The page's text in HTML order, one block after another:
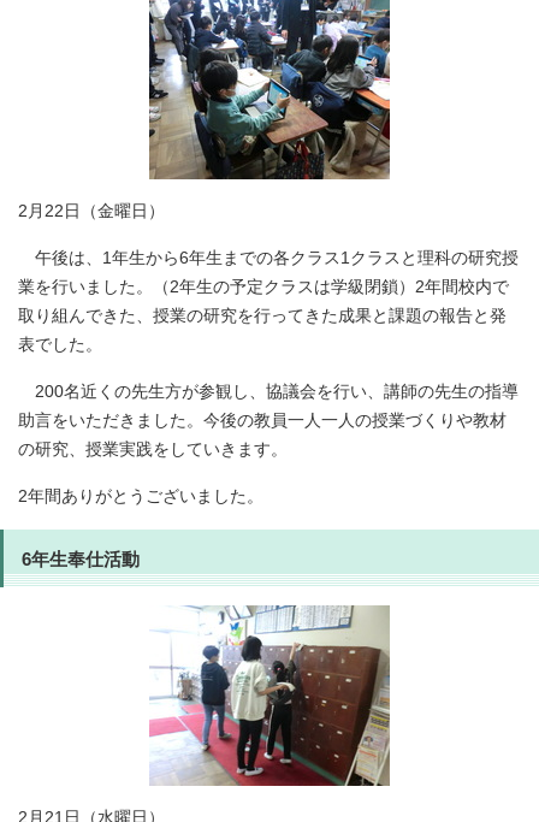
2月22日（金曜日）
午後は、1年生から6年生までの各クラス1クラスと理科の研究授
業を行いました。（2年生の予定クラスは学級閉鎖）2年間校内で
取り組んできた、授業の研究を行ってきた成果と課題の報告と発
表でした。
200名近くの先生方が参観し、協議会を行い、講師の先生の指導
助言をいただきました。今後の教員一人一人の授業づくりや教材
の研究、授業実践をしていきます。
2年間ありがとうございました。
6年生奉仕活動
2月21日（水曜日）